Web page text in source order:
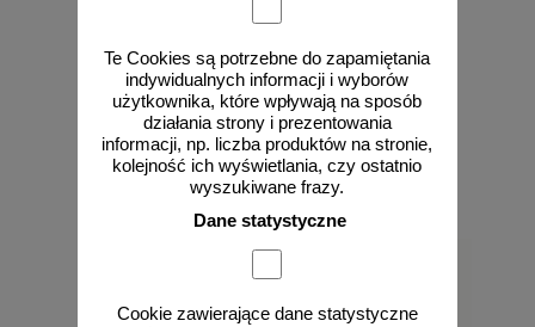
Te Cookies są potrzebne do zapamiętania
indywidualnych informacji i wyborów
użytkownika, które wpływają na sposób
działania strony i prezentowania
informacji, np. liczba produktów na stronie,
kolejność ich wyświetlania, czy ostatnio
wyszukiwane frazy.
Dane statystyczne
Cookie zawierające dane statystyczne
od 6,78 zł
5,51 zł netto
do koszyka
od 43,16 zł
35,09 zł netto
do koszyka